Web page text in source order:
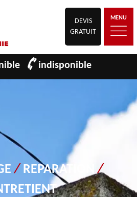
DEVIS
GRATUIT
MENU
indisponible
/ REPARATION/